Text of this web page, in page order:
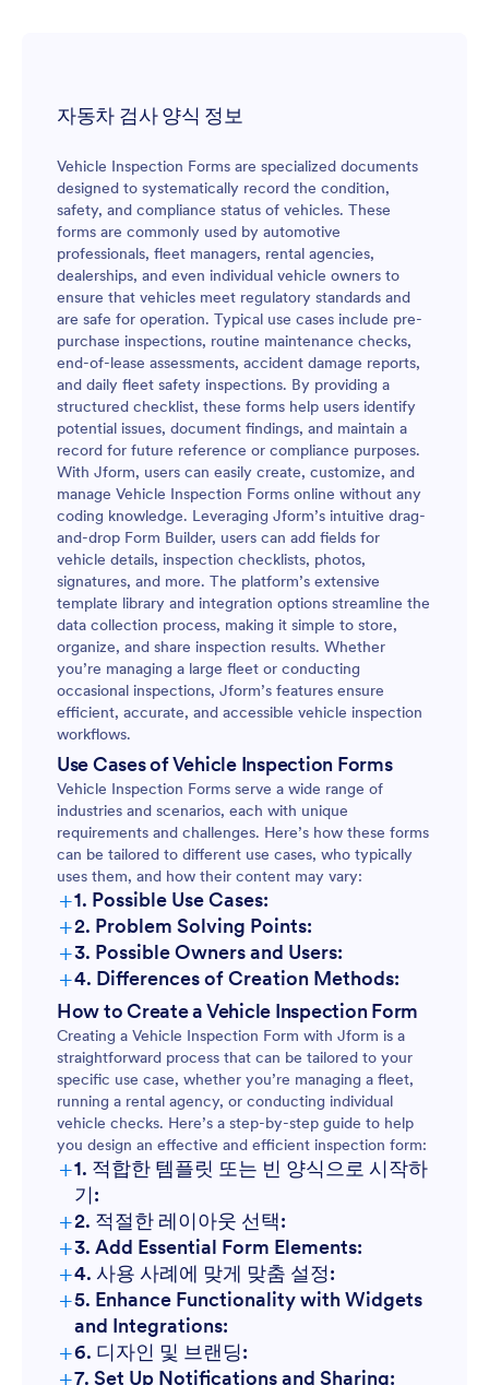
을 추적하기 위해 Google 시트, Google 드라이브 또
는 Dropbox와 같은 다른 앱들을 사용한다면 Jform의
을 자동으로 연동할 수 있습니다. 펜과 종이의 검사 보
고서 시절은 끝났습니다 - 시간을 절약하고 더 잘 정리
될 수 있도록 저희의 무료 온라인 차량 검사 폼으로 디
지털화 하십시오.
자동차 검사 양식 정보
Vehicle Inspection Forms are specialized documents
designed to systematically record the condition,
safety, and compliance status of vehicles. These
forms are commonly used by automotive
professionals, fleet managers, rental agencies,
dealerships, and even individual vehicle owners to
ensure that vehicles meet regulatory standards and
are safe for operation. Typical use cases include pre-
purchase inspections, routine maintenance checks,
end-of-lease assessments, accident damage reports,
and daily fleet safety inspections. By providing a
structured checklist, these forms help users identify
potential issues, document findings, and maintain a
record for future reference or compliance purposes.
With Jform, users can easily create, customize, and
manage Vehicle Inspection Forms online without any
coding knowledge. Leveraging Jform’s intuitive drag-
and-drop Form Builder, users can add fields for
vehicle details, inspection checklists, photos,
signatures, and more. The platform’s extensive
template library and integration options streamline the
data collection process, making it simple to store,
organize, and share inspection results. Whether
you’re managing a large fleet or conducting
occasional inspections, Jform’s features ensure
efficient, accurate, and accessible vehicle inspection
workflows.
Use Cases of Vehicle Inspection Forms
Vehicle Inspection Forms serve a wide range of
industries and scenarios, each with unique
requirements and challenges. Here’s how these forms
can be tailored to different use cases, who typically
uses them, and how their content may vary:
+1. Possible Use Cases:
Pre-purchase Inspections:
Routine Maintenance Checks:
Rental Vehicle Inspections:
Accident or Damage Reports:
+2. Problem Solving Points:
+3. Possible Owners and Users:
+4. Differences of Creation Methods:
How to Create a Vehicle Inspection Form
Creating a Vehicle Inspection Form with Jform is a
straightforward process that can be tailored to your
specific use case, whether you’re managing a fleet,
running a rental agency, or conducting individual
vehicle checks. Here’s a step-by-step guide to help
you design an effective and efficient inspection form:
+1. 적합한 템플릿 또는 빈 양식으로 시작하
기:
+2. 적절한 레이아웃 선택:
+3. Add Essential Form Elements:
+4. 사용 사례에 맞게 맞춤 설정:
+5. Enhance Functionality with Widgets
and Integrations:
+6. 디자인 및 브랜딩:
+7. Set Up Notifications and Sharing: